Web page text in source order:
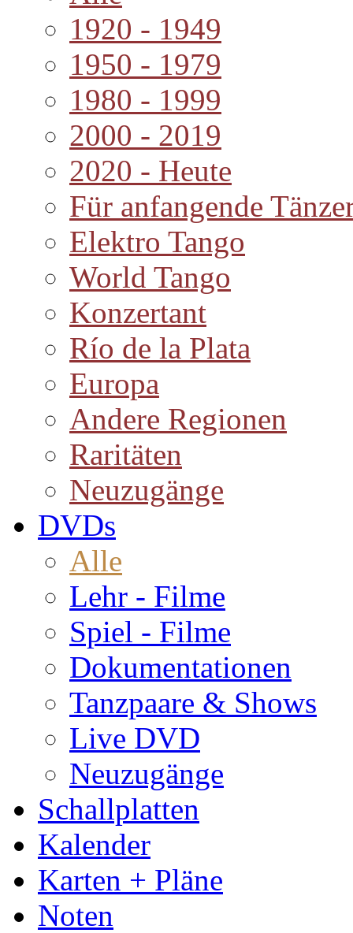
1920 - 1949
1950 - 1979
1980 - 1999
2000 - 2019
2020 - Heute
Für anfangende
Elektro Tango
World Tango
Konzertant
Río de la Plata
Europa
Andere Regionen
Raritäten
Neuzugänge
DVDs
Alle
Lehr - Filme
Spiel - Filme
Dokumentationen
Tanzpaare & Shows
Live DVD
Neuzugänge
Schallplatten
Kalender
Karten + Pläne
Noten